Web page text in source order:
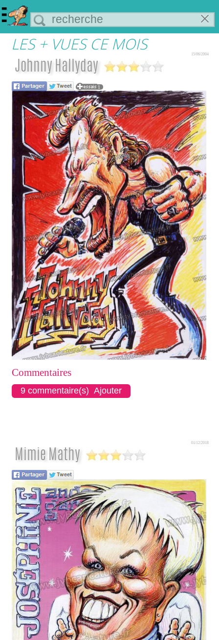
LES + VUES CE MOIS
Johnny Hallyday
15/06/2004
1
Commentaires
9 commentaire(s) Ajouter
Mimie Mathy
01/12/2018